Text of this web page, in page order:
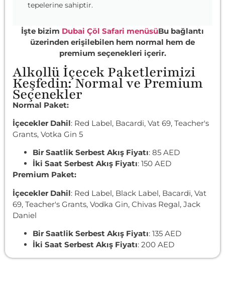
tepelerine sahiptir.
İşte bizim Dubai Çöl Safari menüsüBu bağlantı
üzerinden erişilebilen hem normal hem de
premium seçenekleri içerir.
Alkollü İçecek Paketlerimizi
Keşfedin: Normal ve Premium
Seçenekler
Normal Paket:
İçecekler Dahil: Red Label, Bacardi, Vat 69, Teacher's
Grants, Votka Gin 5
Bir Saatlik Serbest Akış Fiyatı: 85 AED
İki Saat Serbest Akış Fiyatı: 150 AED
Premium Paket:
İçecekler Dahil: Red Label, Black Label, Bacardi, Vat
69, Teacher's Grants, Vodka Gin, Chivas Regal, Jack
Daniel
Bir Saatlik Serbest Akış Fiyatı: 135 AED
İki Saat Serbest Akış Fiyatı: 200 AED